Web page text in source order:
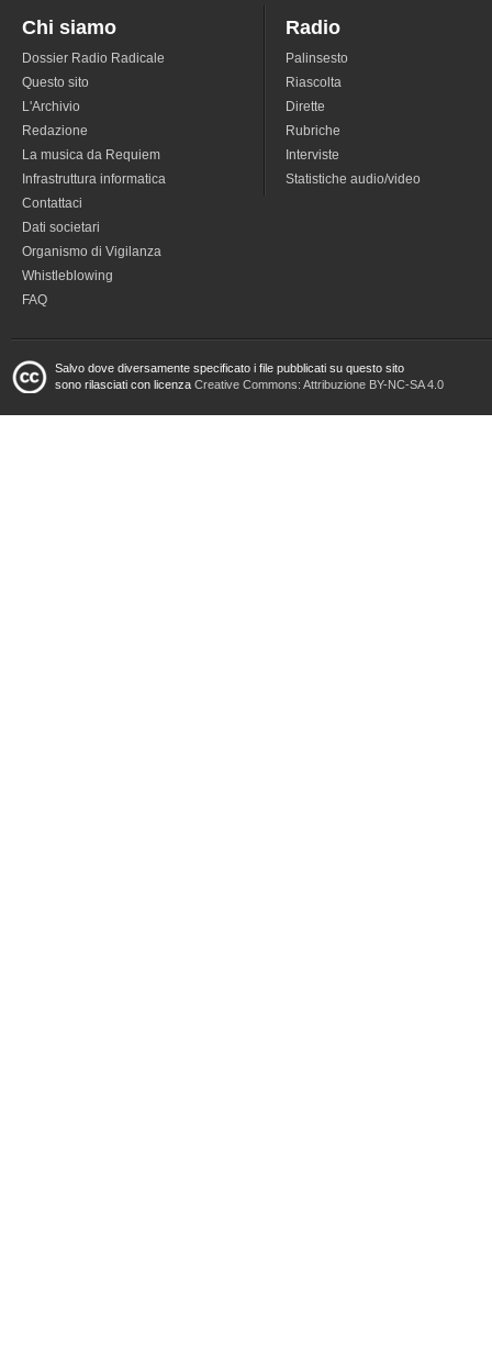
Chi siamo
Dossier Radio Radicale
Questo sito
L'Archivio
Redazione
La musica da Requiem
Infrastruttura informatica
Contattaci
Dati societari
Organismo di Vigilanza
Whistleblowing
FAQ
Radio
Palinsesto
Riascolta
Dirette
Rubriche
Interviste
Statistiche audio/video
Salvo dove diversamente specificato i file pubblicati su questo sito
sono rilasciati con licenza Creative Commons: Attribuzione BY-NC-SA 4.0